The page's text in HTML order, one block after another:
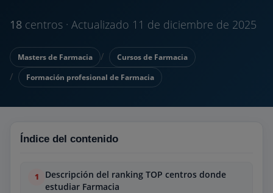
18 centros · Actualizado 11 de diciembre de 2025
Masters de Farmacia
Cursos de Farmacia
Formación profesional de Farmacia
Índice del contenido
Descripción del ranking TOP centros donde
estudiar Farmacia